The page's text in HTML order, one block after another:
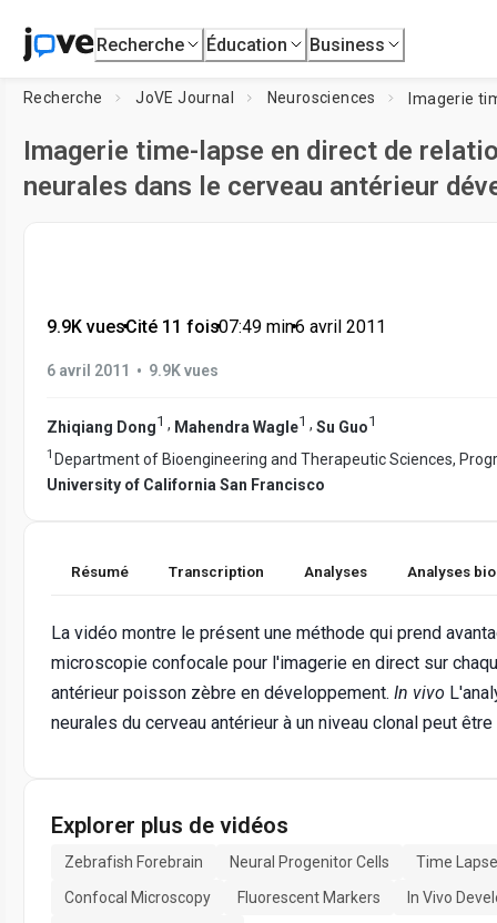
Recherche Éducation Business
Recherche JoVE Journal Neurosciences
Imagerie time-lapse en direct de
neurales dans le cerveau antérieur
9.9K vues•Cité 11 fois•07:49 min•6 avril 2011
6 avril 2011 • 9.9K vues
Zhiqiang Dong1 , Mahendra Wagle1 , Su Guo1
1 Department of Bioengineering and Therapeutic Sciences,
University of California San Francisco
Résumé Transcription Analyses Analyses
La vidéo montre le présent une méthode qui prend
microscopie confocale pour l'imagerie en direct sur
antérieur poisson zèbre en développement. In vivo
neurales du cerveau antérieur à un niveau clonal peut
Explorer plus de vidéos
Zebrafish Forebrain Neural Progenitor Cells
Time
Confocal Microscopy
Fluorescent Markers
In Vivo